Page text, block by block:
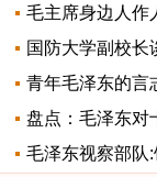
毛主席身边人作
国防大学副校长
青年毛泽东的言
盘点：毛泽东对
毛泽东视察部队